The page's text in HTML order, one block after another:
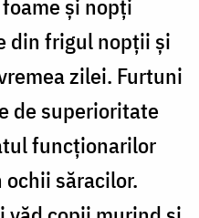
și nopți
din frigul nopții și
zilei. Furtuni
de superioritate
funcționarilor
săracilor.